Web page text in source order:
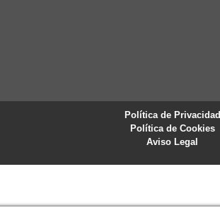
Política de Privacidad
Política de Cookies
Aviso Legal